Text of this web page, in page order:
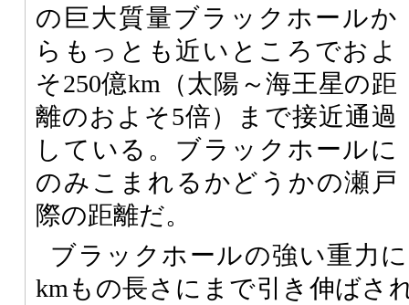
の巨大質量ブラックホールか
らもっとも近いところでおよ
そ250億km（太陽～海王星の距
離のおよそ5倍）まで接近通過
している。ブラックホールに
のみこまれるかどうかの瀬戸
際の距離だ。
ブラックホールの強い重力
kmもの長さにまで引き伸ばさ